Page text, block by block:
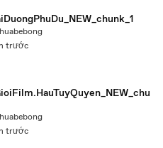
trước
trước